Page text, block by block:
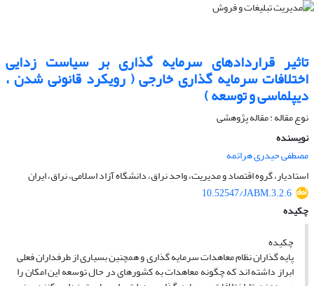
تاثیر قراردادهای سرمایه گذاری بر سیاست زدایی
اختلافات سرمایه گذاری خارجی ( رویکرد قانونی شدن ،
دیپلماسی و توسعه )
نوع مقاله : مقاله پژوهشی
نویسنده
مصطفی حیدری هراتمه
استادیار، گروه اقتصاد و مدیریت، واحد نراق، دانشگاه آزاد اسلامی، نراق، ایران
10.52547/JABM.3.2.6
چکیده
چکیده
پایه گذاران نظام معاهدات سرمایه گذاری و همچنین بسیاری از طرفداران فعلی
ابراز داشته اند که چگونه معاهدات به کشورهای در حال توسعه این امکان را